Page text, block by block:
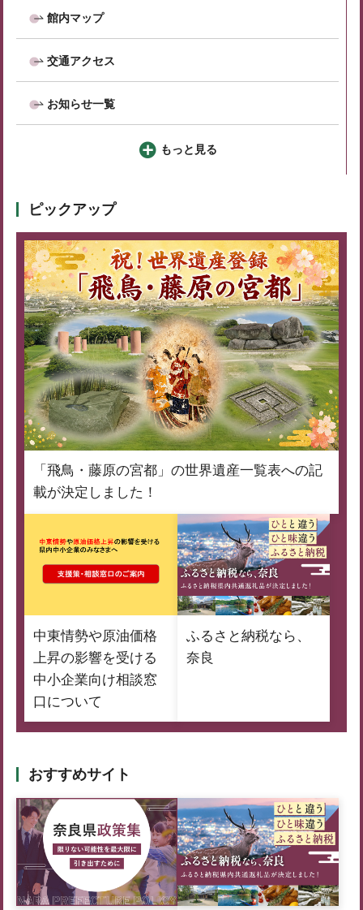
館内マップ
交通アクセス
お知らせ一覧
もっと見る
ピックアップ
「飛鳥・藤原の宮都」の世界遺産一覧表への記
載が決定しました！
中東情勢や原油価格
上昇の影響を受ける
中小企業向け相談窓
口について
ふるさと納税なら、
奈良
おすすめサイト